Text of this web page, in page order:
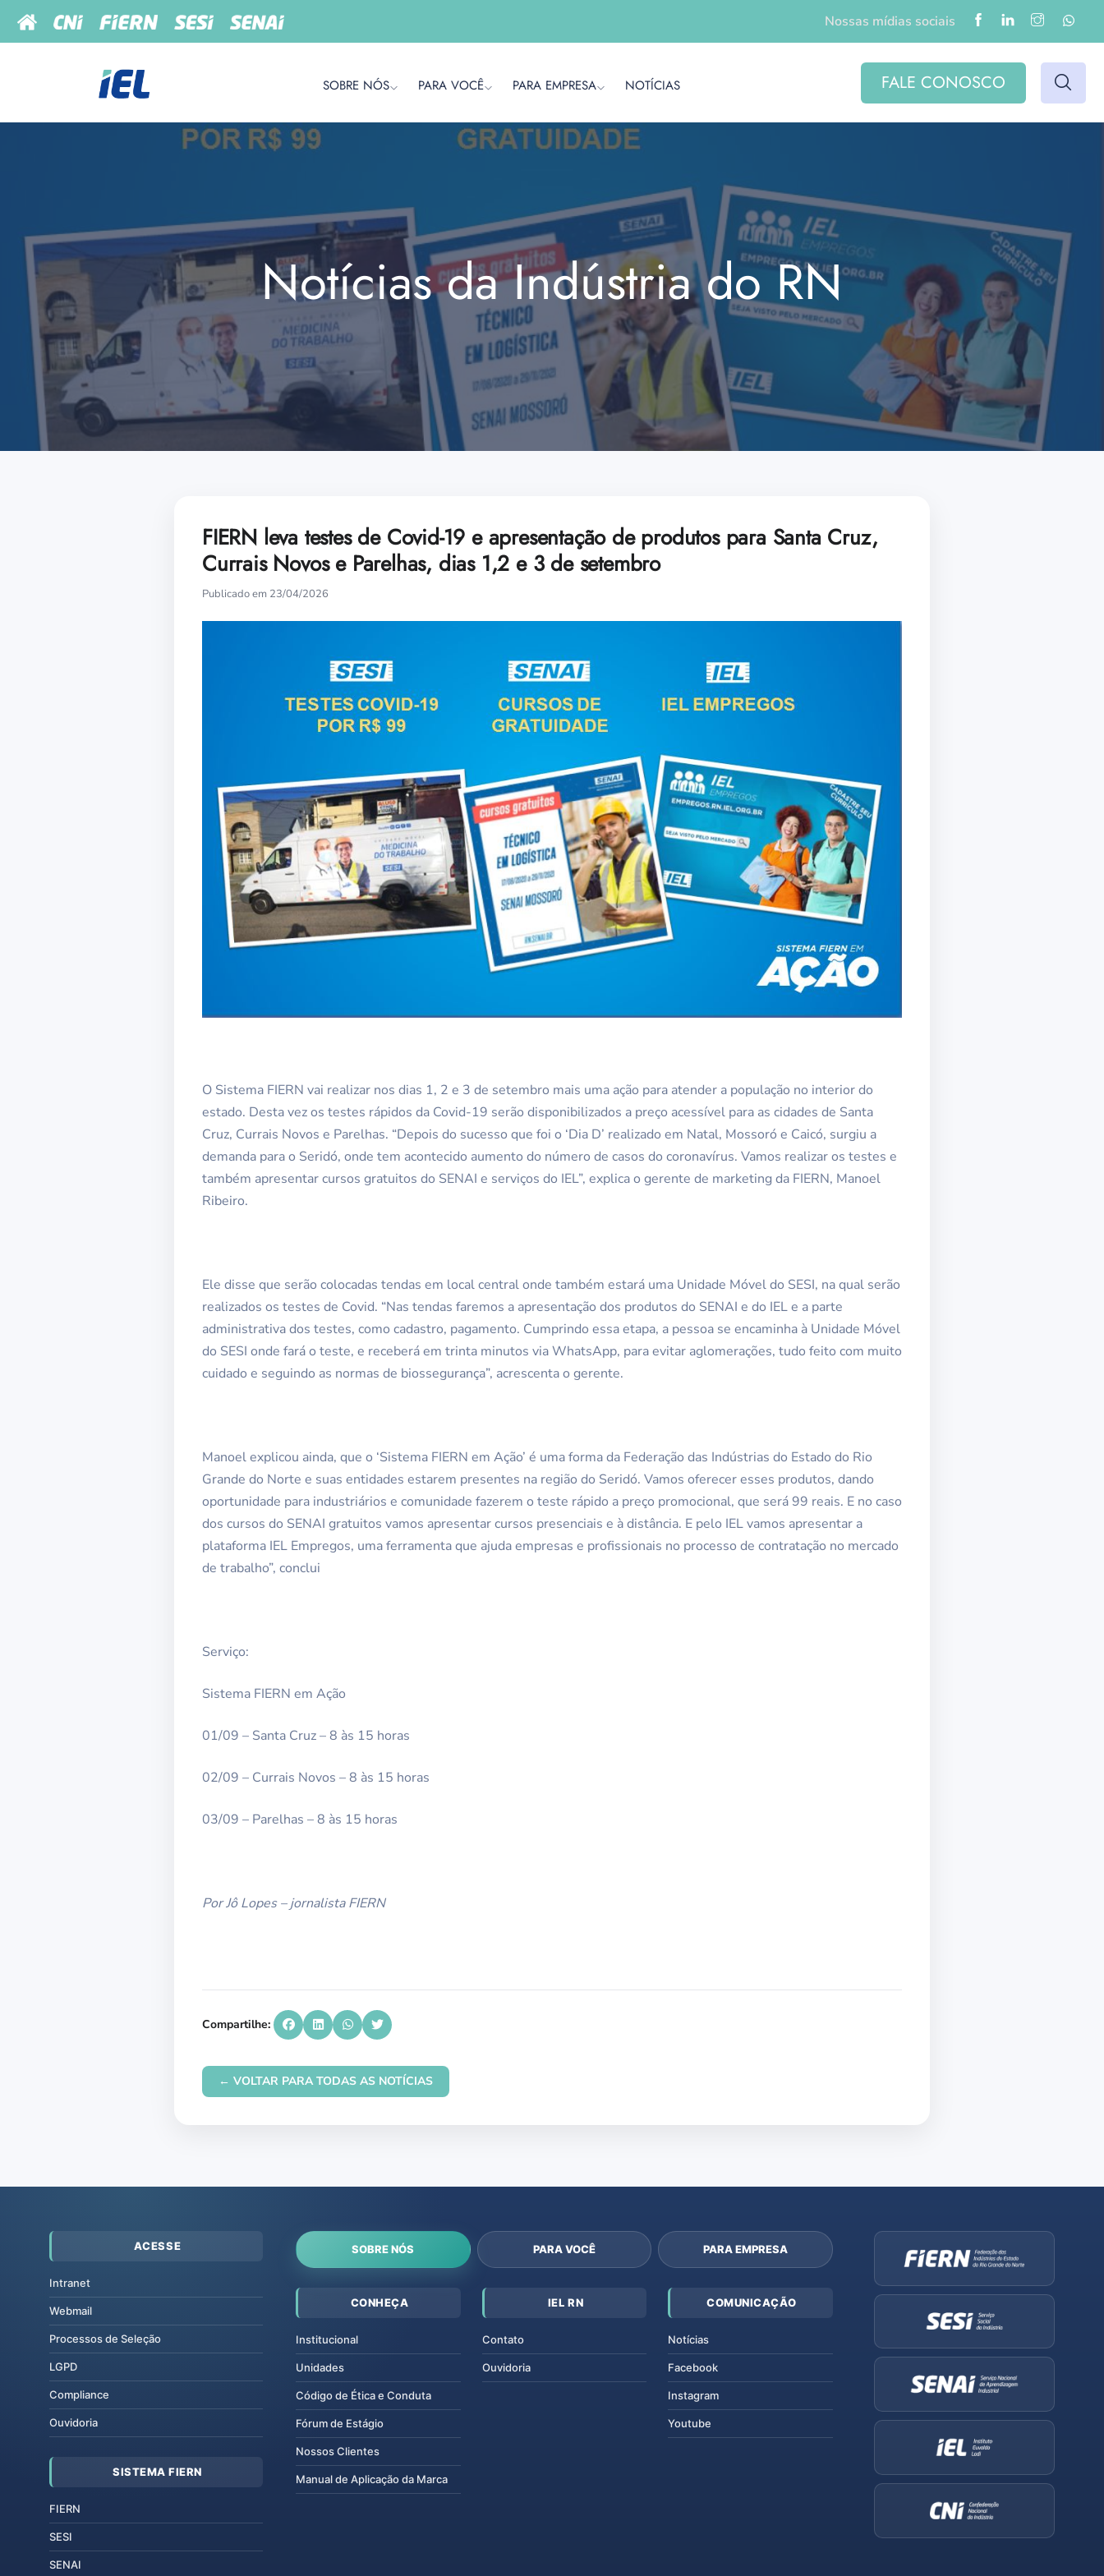
Nossas mídias sociais
SOBRE NÓS PARA VOCÊ PARA EMPRESA NOTÍCIAS FALE CONOSCO
Notícias da Indústria do RN
FIERN leva testes de Covid-19 e apresentação de produtos para Santa Cruz,
Currais Novos e Parelhas, dias 1,2 e 3 de setembro
Publicado em 23/04/2026
O Sistema FIERN vai realizar nos dias 1, 2 e 3 de setembro mais uma ação para atender a população no interior do
estado. Desta vez os testes rápidos da Covid-19 serão disponibilizados a preço acessível para as cidades de Santa
Cruz, Currais Novos e Parelhas. “Depois do sucesso que foi o ‘Dia D’ realizado em Natal, Mossoró e Caicó, surgiu a
demanda para o Seridó, onde tem acontecido aumento do número de casos do coronavírus. Vamos realizar os testes e
também apresentar cursos gratuitos do SENAI e serviços do IEL”, explica o gerente de marketing da FIERN, Manoel
Ribeiro.
Ele disse que serão colocadas tendas em local central onde também estará uma Unidade Móvel do SESI, na qual serão
realizados os testes de Covid. “Nas tendas faremos a apresentação dos produtos do SENAI e do IEL e a parte
administrativa dos testes, como cadastro, pagamento. Cumprindo essa etapa, a pessoa se encaminha à Unidade Móvel
do SESI onde fará o teste, e receberá em trinta minutos via WhatsApp, para evitar aglomerações, tudo feito com muito
cuidado e seguindo as normas de biossegurança”, acrescenta o gerente.
Manoel explicou ainda, que o ‘Sistema FIERN em Ação’ é uma forma da Federação das Indústrias do Estado do Rio
Grande do Norte e suas entidades estarem presentes na região do Seridó. Vamos oferecer esses produtos, dando
oportunidade para industriários e comunidade fazerem o teste rápido a preço promocional, que será 99 reais. E no caso
dos cursos do SENAI gratuitos vamos apresentar cursos presenciais e à distância. E pelo IEL vamos apresentar a
plataforma IEL Empregos, uma ferramenta que ajuda empresas e profissionais no processo de contratação no mercado
de trabalho”, conclui
Serviço:
Sistema FIERN em Ação
01/09 – Santa Cruz – 8 às 15 horas
02/09 – Currais Novos – 8 às 15 horas
03/09 – Parelhas – 8 às 15 horas
Por Jô Lopes – jornalista FIERN
Compartilhe:
← VOLTAR PARA TODAS AS NOTÍCIAS
ACESSE
Intranet
Webmail
Processos de Seleção
LGPD
Compliance
Ouvidoria
SISTEMA FIERN
FIERN
SESI
SENAI
SOBRE NÓS PARA VOCÊ PARA EMPRESA
CONHEÇA
Institucional
Unidades
Código de Ética e Conduta
Fórum de Estágio
Nossos Clientes
Manual de Aplicação da Marca
IEL RN
Contato
Ouvidoria
COMUNICAÇÃO
Notícias
Facebook
Instagram
Youtube